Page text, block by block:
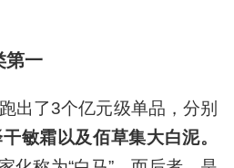
术大展中，佰草集带着大
”走向世界的模样。